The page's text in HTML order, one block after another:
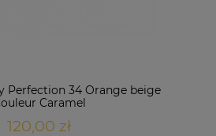
Perfection 34 Orange beige
Caramel
120,00 zł